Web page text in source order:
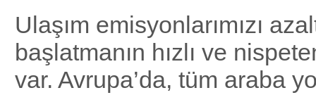
Ulaşım emisyonlarımızı
başlatmanın hızlı ve
var. Avrupa’da, tüm araba